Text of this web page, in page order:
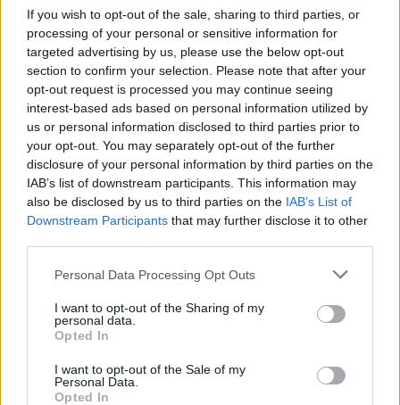
If you wish to opt-out of the sale, sharing to third parties, or
processing of your personal or sensitive information for
targeted advertising by us, please use the below opt-out
section to confirm your selection. Please note that after your
opt-out request is processed you may continue seeing
interest-based ads based on personal information utilized by
us or personal information disclosed to third parties prior to
your opt-out. You may separately opt-out of the further
disclosure of your personal information by third parties on the
IAB’s list of downstream participants. This information may
also be disclosed by us to third parties on the IAB’s List of
Downstream Participants that may further disclose it to other
Personal Data Processing Opt Outs
I want to opt-out of the Sharing of my
personal data.
Opted In
I want to opt-out of the Sale of my
Personal Data.
Opted In